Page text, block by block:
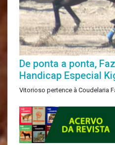
De ponta a ponta,
Handicap Especial
Vitorioso pertence à Coudelaria